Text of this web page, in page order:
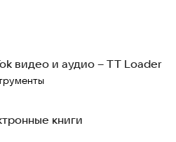
видео и аудио – TT Loader
книги